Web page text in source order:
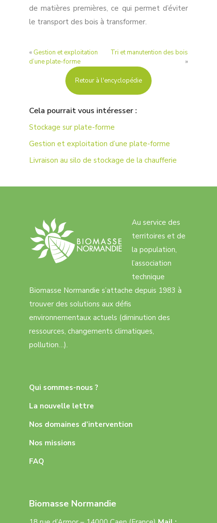
de matières premières, ce qui permet d’éviter
le transport des bois à transformer.
« Gestion et exploitation
d’une plate-forme
Tri et manutention des bois
»
Retour à l'encyclopédie
Cela pourrait vous intéresser :
Stockage sur plate-forme
Gestion et exploitation d’une plate-forme
Livraison au silo de stockage de la chaufferie
Au service des
territoires et de
la population,
l’association
technique
Biomasse Normandie s’attache depuis 1983 à
trouver des solutions aux défis
environnementaux actuels (diminution des
ressources, changements climatiques,
pollution…).
Qui sommes-nous ?
La nouvelle lettre
Nos domaines d’intervention
Nos missions
FAQ
Biomasse Normandie